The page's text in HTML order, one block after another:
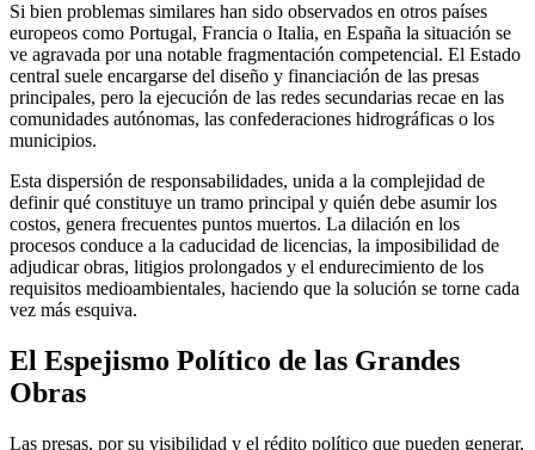
Si bien problemas similares han sido observados en otros países
europeos como Portugal, Francia o Italia, en España la situación se
ve agravada por una notable fragmentación competencial. El Estado
central suele encargarse del diseño y financiación de las presas
principales, pero la ejecución de las redes secundarias recae en las
comunidades autónomas, las confederaciones hidrográficas o los
municipios.
Esta dispersión de responsabilidades, unida a la complejidad de
definir qué constituye un tramo principal y quién debe asumir los
costos, genera frecuentes puntos muertos. La dilación en los
procesos conduce a la caducidad de licencias, la imposibilidad de
adjudicar obras, litigios prolongados y el endurecimiento de los
requisitos medioambientales, haciendo que la solución se torne cada
vez más esquiva.
El Espejismo Político de las Grandes
Obras
Las presas, por su visibilidad y el rédito político que pueden generar,